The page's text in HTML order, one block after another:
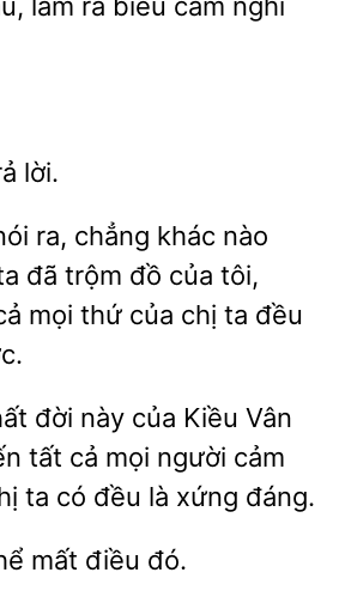
lời.
ra, chẳng khác nào
đã
đồ của tôi,
mọi thứ của chị ta đều
đời này của Kiều Vân
tất cả mọi
cảm
ta có đều
xứng
mất đó.